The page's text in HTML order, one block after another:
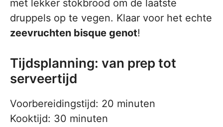
met lekker stokbrood om de laatste
druppels op te vegen. Klaar voor het echte
zeevruchten bisque genot!
Tijdsplanning: van prep tot
serveertijd
Voorbereidingstijd: 20 minuten
Kooktijd: 30 minuten